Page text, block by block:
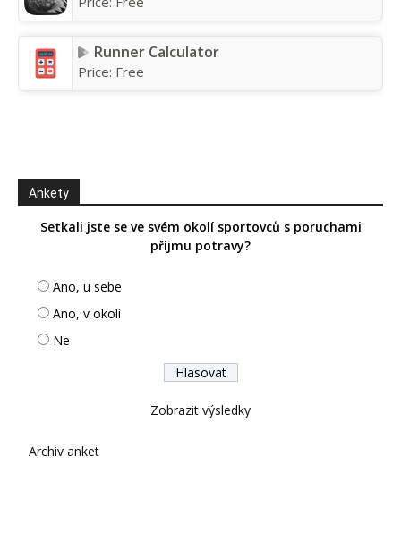
Runner Calculator
Price: Free
Ankety
Setkali jste se ve svém okolí sportovců s poruchami
příjmu potravy?
Ano, u sebe
Ano, v okolí
Ne
Zobrazit výsledky
Archiv anket